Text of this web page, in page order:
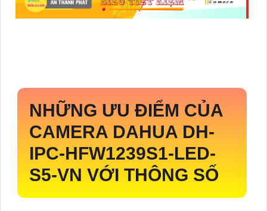
NHỮNG ƯU ĐIỂM CỦA
CAMERA DAHUA DH-
IPC-HFW1239S1-LED-
S5-VN VỚI THÔNG SỐ